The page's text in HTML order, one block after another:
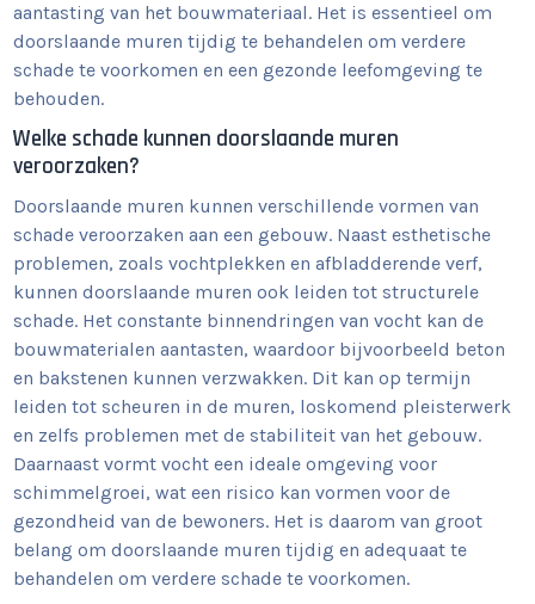
aantasting van het bouwmateriaal. Het is essentieel om
doorslaande muren tijdig te behandelen om verdere
schade te voorkomen en een gezonde leefomgeving te
behouden.
Welke schade kunnen doorslaande muren
veroorzaken?
Doorslaande muren kunnen verschillende vormen van
schade veroorzaken aan een gebouw. Naast esthetische
problemen, zoals vochtplekken en afbladderende verf,
kunnen doorslaande muren ook leiden tot structurele
schade. Het constante binnendringen van vocht kan de
bouwmaterialen aantasten, waardoor bijvoorbeeld beton
en bakstenen kunnen verzwakken. Dit kan op termijn
leiden tot scheuren in de muren, loskomend pleisterwerk
en zelfs problemen met de stabiliteit van het gebouw.
Daarnaast vormt vocht een ideale omgeving voor
schimmelgroei, wat een risico kan vormen voor de
gezondheid van de bewoners. Het is daarom van groot
belang om doorslaande muren tijdig en adequaat te
behandelen om verdere schade te voorkomen.